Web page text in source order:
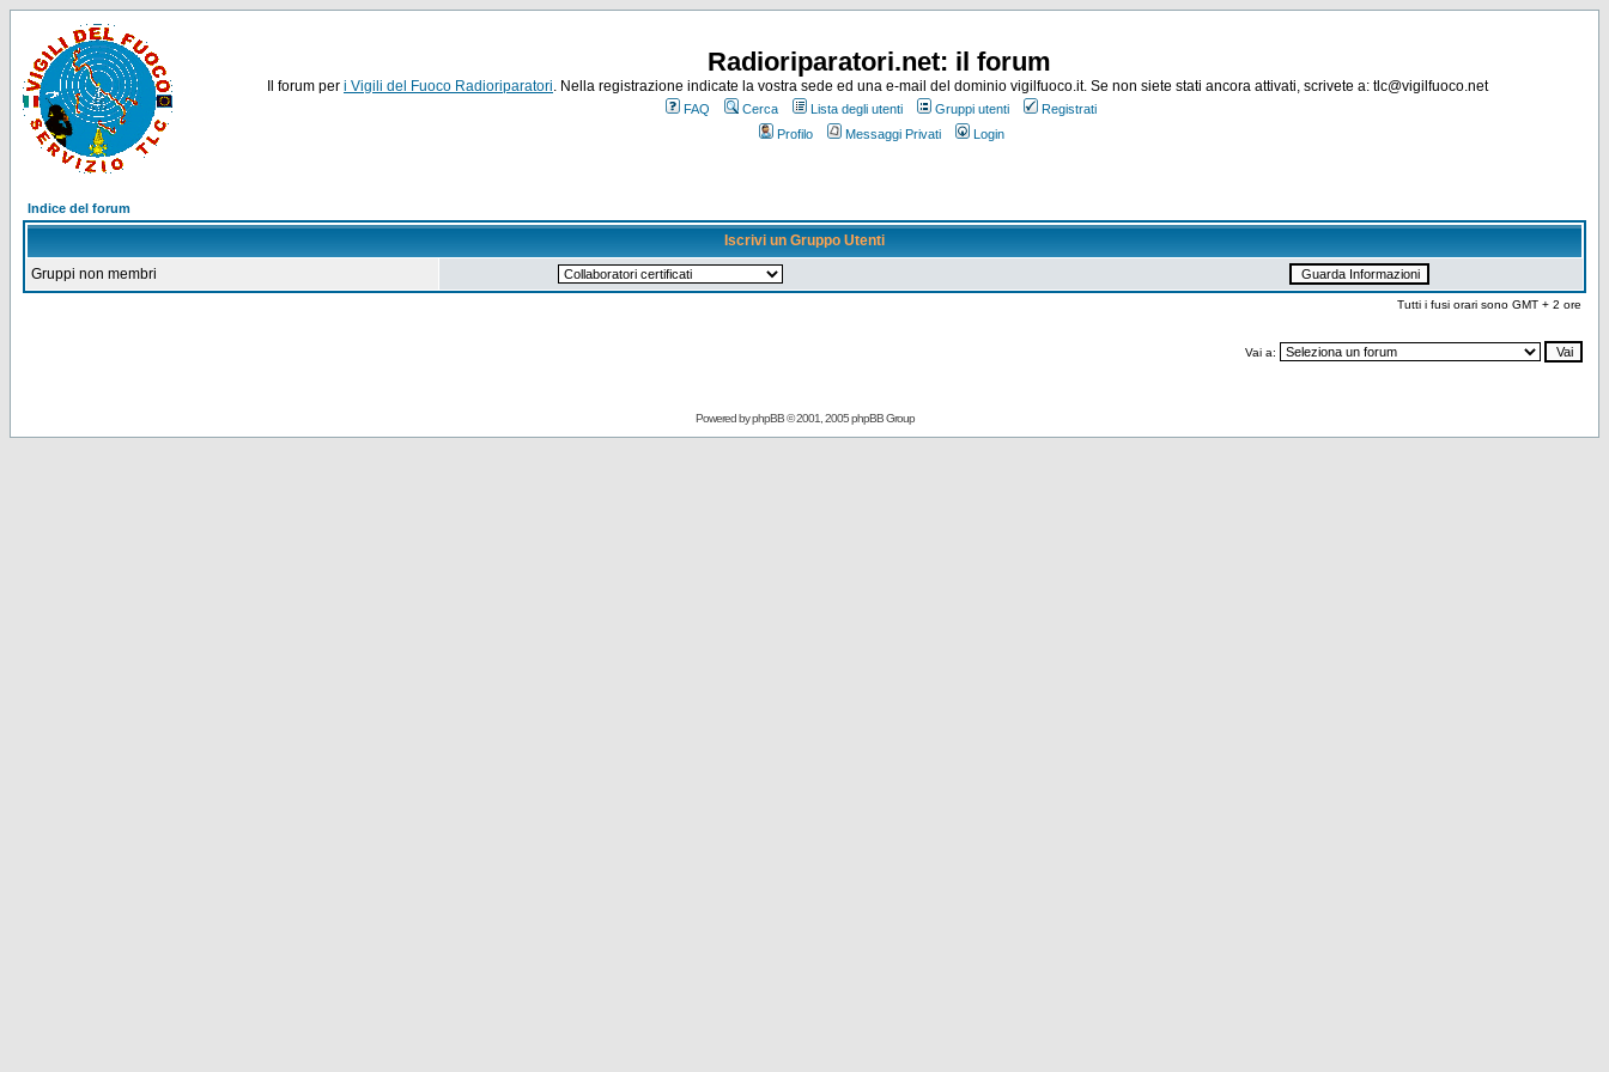
Radioriparatori.net: il forum
Il forum per i Vigili del Fuoco Radioriparatori. Nella registrazione indicate la vostra sede ed una e-mail del dominio vigilfuoco.it. Se non siete stati ancora attivati, scrivete a: tlc@vigilfuoco.net
FAQ Cerca Lista degli utenti Gruppi utenti
Registrati
Profilo
Messaggi Privati Login
Indice del forum
Iscrivi un Gruppo Utenti
Gruppi non membri
Tutti i fusi orari sono GMT + 2 ore
Vai a:
Powered byphpBB© 2001, 2005 phpBB Group